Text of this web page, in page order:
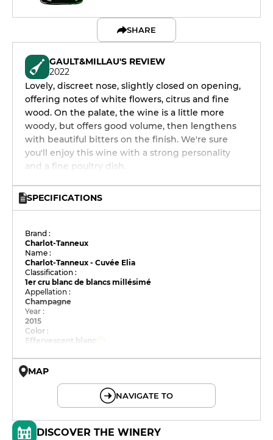
SHARE
GAULT&MILLAU'S REVIEW
2022
Lovely, discreet nose, slightly closed on opening,
offering notes of white flowers, citrus and fine
wood. On the palate, the wine is a little more
woody, but offers good volume, then lengthens
with beautiful bitters on the finish. We're sure
you'll enjoy this wine with a strong personality
and a fine poultry dish.
SPECIFICATIONS
Brand :
Charlot-Tanneux
Name :
Charlot-Tanneux - Cuvée Elia
Classification :
1er cru blanc de blancs millésimé
Appellation :
Champagne
Year :
2015
Color :
Effervescent blanc
MAP
NAVIGATE TO
DISCOVER THE WINERY